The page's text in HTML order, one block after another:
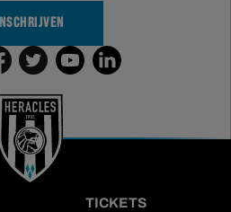
INSCHRIJVEN
TICKETS